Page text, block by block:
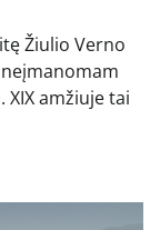
Žiulio Verno
amžiuje tai